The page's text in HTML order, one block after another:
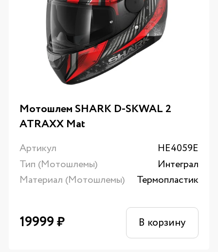
Мотошлем SHARK D-SKWAL 2
ATRAXX Mat
Артикул
HE4059E
Тип (Мотошлемы)
Интеграл
Материал (Мотошлемы)
Термопластик
19999₽ В корзину